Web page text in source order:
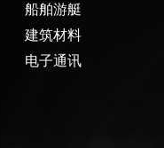
船舶游艇
建筑材料
电子通讯